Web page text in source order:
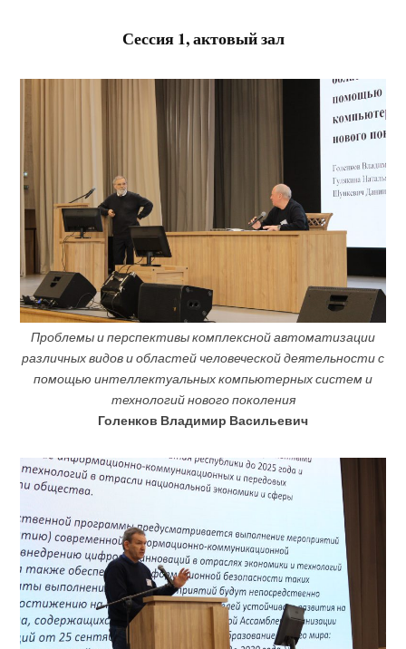
Сессия 1, актовый зал
Проблемы и перспективы комплексной автоматизации
различных видов и областей человеческой деятельности с
помощью интеллектуальных компьютерных систем и
технологий нового поколения
Голенков Владимир Васильевич